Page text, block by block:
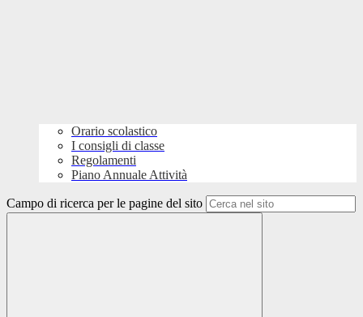
Orario scolastico
I consigli di classe
Regolamenti
Piano Annuale Attività
Campo di ricerca per le pagine del sito